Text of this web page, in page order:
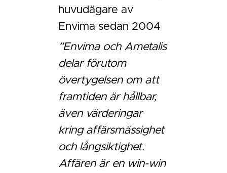
huvudägare av
Envima sedan 2004
”Envima och Ametalis
delar förutom
övertygelsen om att
framtiden är hållbar,
även värderingar
kring affärsmässighet
och långsiktighet.
Affären är en win-win